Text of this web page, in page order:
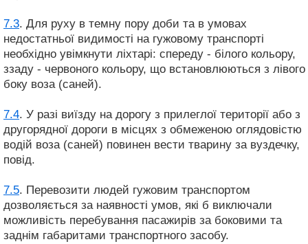
7.3. Для руху в темну пору доби та в умовах
недостатньої видимості на гужовому транспорті
необхідно увімкнути ліхтарі: спереду - білого кольору,
ззаду - червоного кольору, що встановлюються з лівого
боку воза (саней).
7.4. У разі виїзду на дорогу з прилеглої території або з
другорядної дороги в місцях з обмеженою оглядовістю
водій воза (саней) повинен вести тварину за вуздечку,
повід.
7.5. Перевозити людей гужовим транспортом
дозволяється за наявності умов, які б виключали
можливість перебування пасажирів за боковими та
заднім габаритами транспортного засобу.